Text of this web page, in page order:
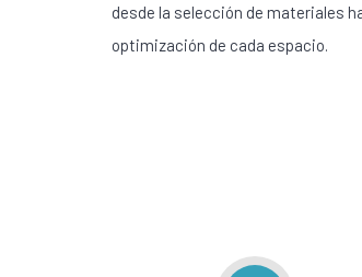
desde la selección de materiales
optimización de cada espacio.